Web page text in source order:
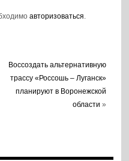
авторизоваться.
Воссоздать альтернативную
трассу «Россошь – Луганск»
планируют в Воронежской
области »